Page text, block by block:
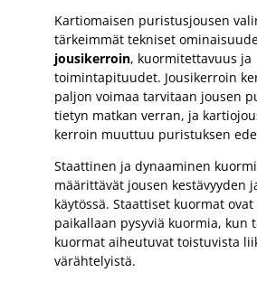
Kartiomaisen puristusjousen
tärkeimmät tekniset
jousikerroin, kuormitettavuus ja
toimintapituudet. Jousikerroin
paljon voimaa tarvitaan jousen
tietyn matkan verran, ja
kerroin muuttuu puristuksen
Staattinen ja dynaaminen
määrittävät jousen kestävyyden
käytössä. Staattiset kuormat
paikallaan pysyviä kuormia, kun
kuormat aiheutuvat toistuvista
värähtelyistä.